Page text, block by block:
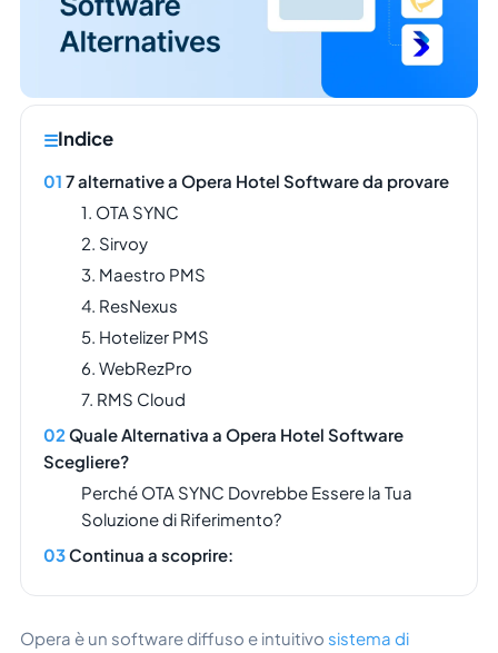
Indice
7 alternative a Opera Hotel Software da provare
1. OTA SYNC
2. Sirvoy
3. Maestro PMS
4. ResNexus
5. Hotelizer PMS
6. WebRezPro
7. RMS Cloud
Quale Alternativa a Opera Hotel Software
Scegliere?
Perché OTA SYNC Dovrebbe Essere la Tua
Soluzione di Riferimento?
Continua a scoprire:
Opera è un software diffuso e intuitivo sistema di